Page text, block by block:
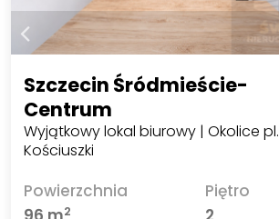
Szczecin Śródmieście-
Centrum
Wyjątkowy lokal biurowy | Okolice pl.
Kościuszki
Powierzchnia
2
Piętro